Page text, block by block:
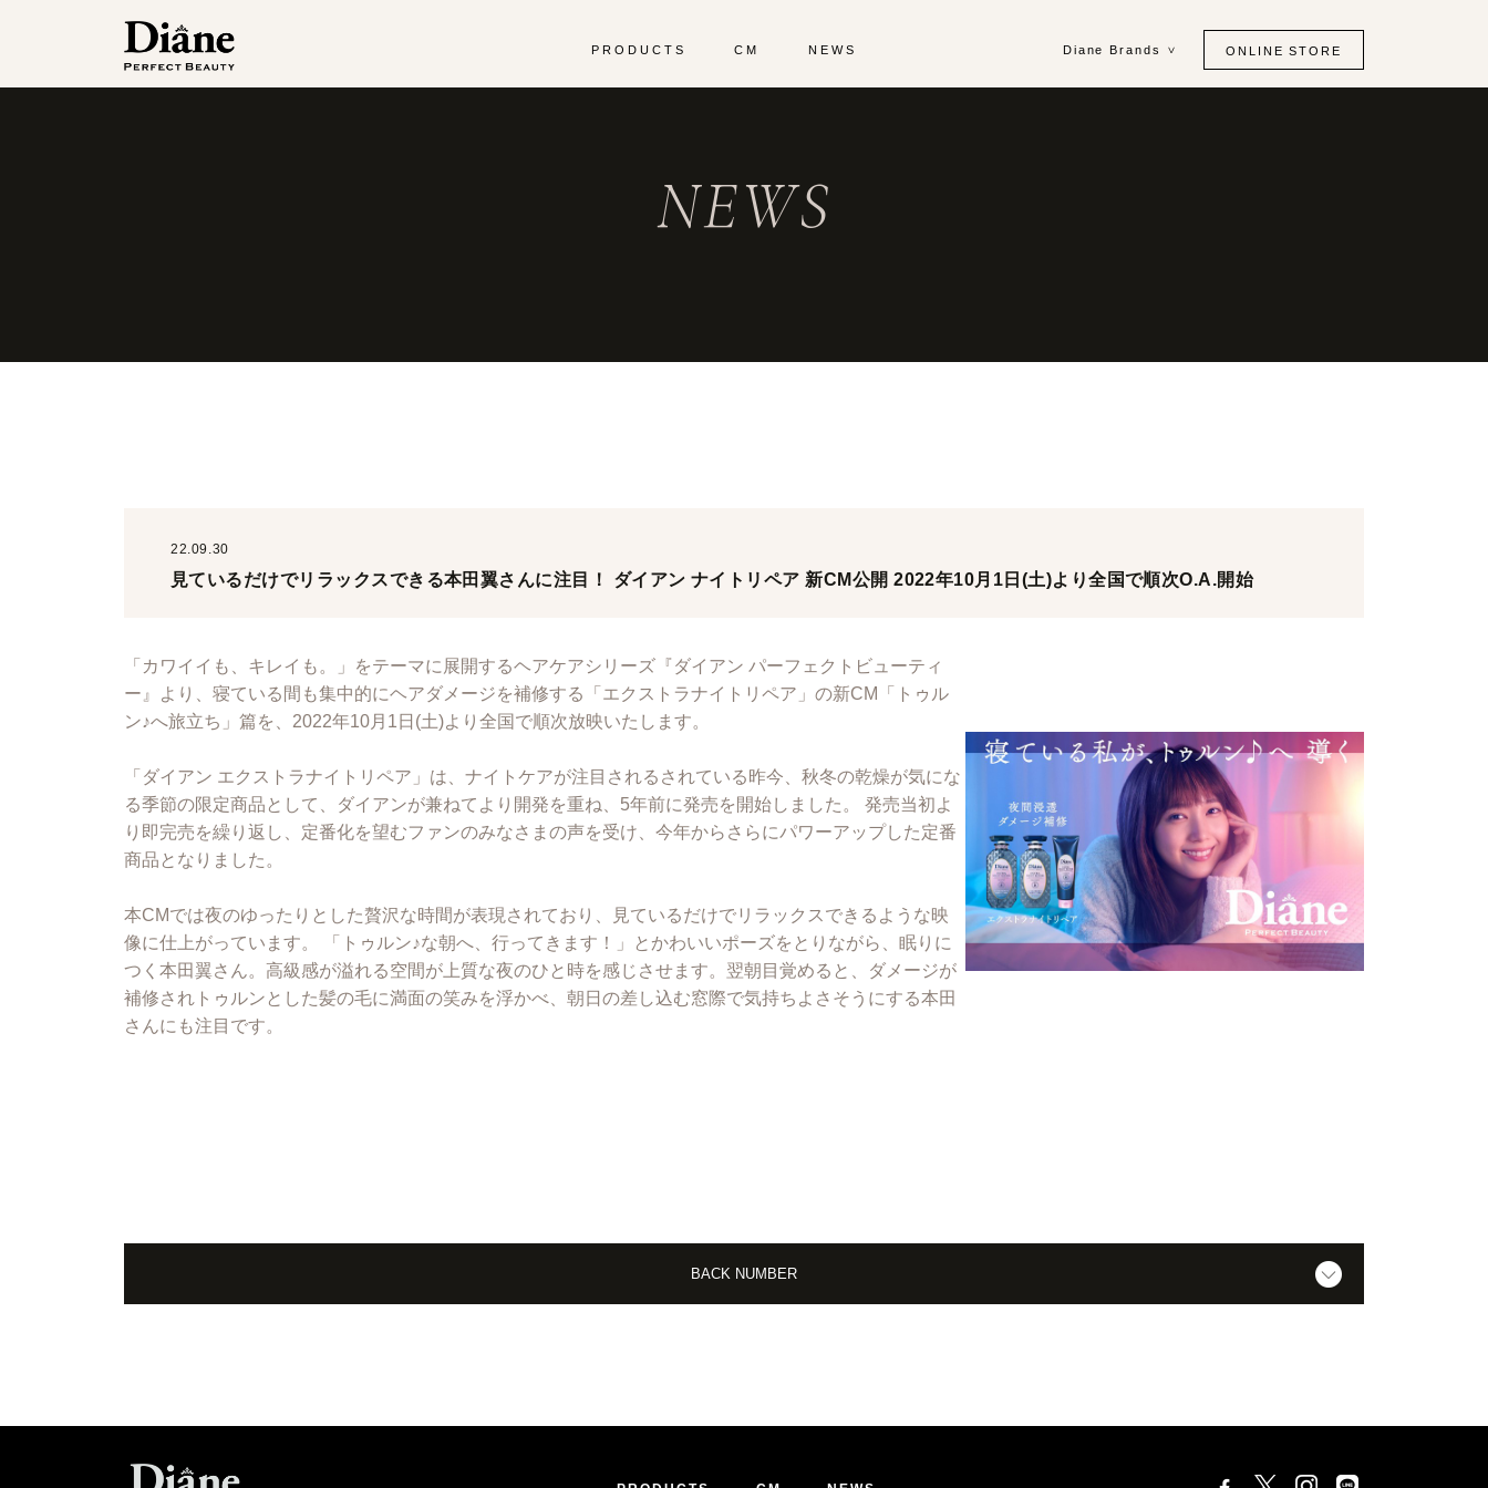
PRODUCTS CM NEWS Diane Brands ONLINE STORE
NEWS
22.09.30
見ているだけでリラックスできる本田翼さんに注目！ ダイアン ナイトリペア 新CM公開 2022年10月1日(土)より全国で順次O.A.開始
「カワイイも、キレイも。」をテーマに展開するヘアケアシリーズ『ダイアン パーフェクトビューティ
ー』より、寝ている間も集中的にヘアダメージを補修する「エクストラナイトリペア」の新CM「トゥル
ン♪へ旅立ち」篇を、2022年10月1日(土)より全国で順次放映いたします。
「ダイアン エクストラナイトリペア」は、ナイトケアが注目されるされている昨今、秋冬の乾燥が気にな
る季節の限定商品として、ダイアンが兼ねてより開発を重ね、5年前に発売を開始しました。 発売当初よ
り即完売を繰り返し、定番化を望むファンのみなさまの声を受け、今年からさらにパワーアップした定番
商品となりました。
本CMでは夜のゆったりとした贅沢な時間が表現されており、見ているだけでリラックスできるような映
像に仕上がっています。 「トゥルン♪な朝へ、行ってきます！」とかわいいポーズをとりながら、眠りに
つく本田翼さん。高級感が溢れる空間が上質な夜のひと時を感じさせます。翌朝目覚めると、ダメージが
補修されトゥルンとした髪の毛に満面の笑みを浮かべ、朝日の差し込む窓際で気持ちよさそうにする本田
さんにも注目です。
BACK NUMBER